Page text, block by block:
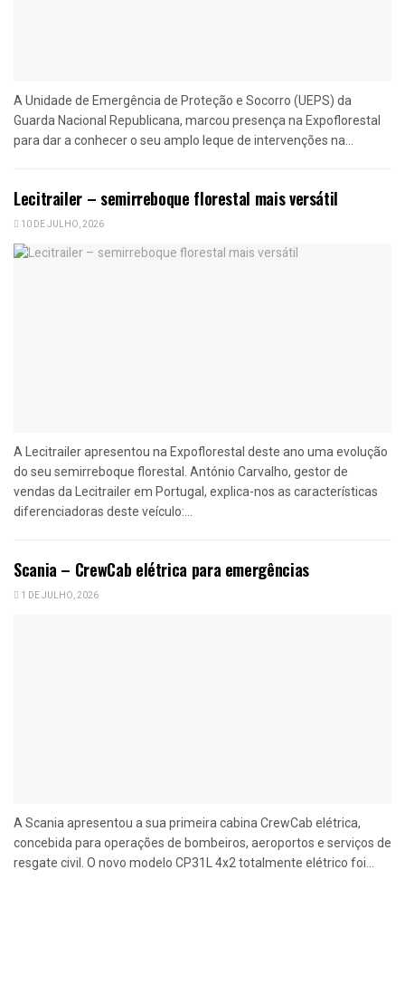
A Unidade de Emergência de Proteção e Socorro (UEPS) da
Guarda Nacional Republicana, marcou presença na Expoflorestal
para dar a conhecer o seu amplo leque de intervenções na...
Lecitrailer – semirreboque florestal mais versátil
10 DE JULHO, 2026
A Lecitrailer apresentou na Expoflorestal deste ano uma evolução
do seu semirreboque florestal. António Carvalho, gestor de
vendas da Lecitrailer em Portugal, explica-nos as características
diferenciadoras deste veículo:...
Scania – CrewCab elétrica para emergências
1 DE JULHO, 2026
A Scania apresentou a sua primeira cabina CrewCab elétrica,
concebida para operações de bombeiros, aeroportos e serviços de
resgate civil. O novo modelo CP31L 4x2 totalmente elétrico foi...